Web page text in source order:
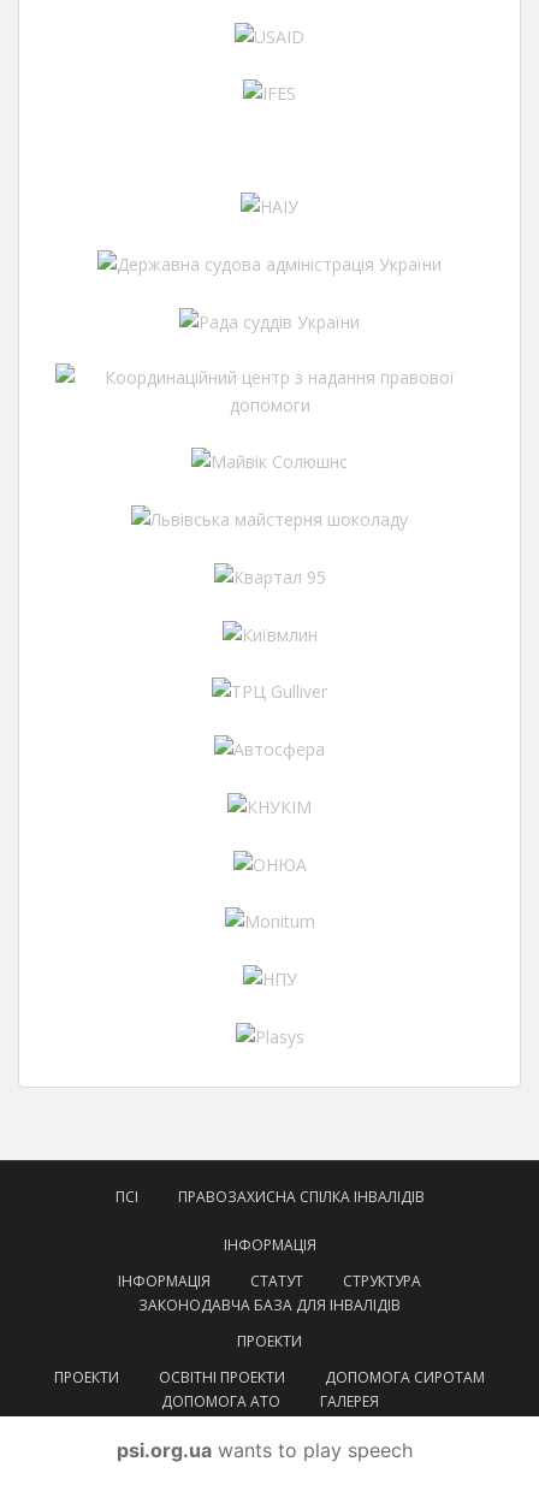
ПСІ ПРАВОЗАХИСНА СПІЛКА ІНВАЛІДІВ
ІНФОРМАЦІЯ
ІНФОРМАЦІЯ
СТАТУТ
СТРУКТУРА
ЗАКОНОДАВЧА БАЗА ДЛЯ ІНВАЛІДІВ
ПРОЕКТИ
ПРОЕКТИ
ОСВІТНІ ПРОЕКТИ
ДОПОМОГА СИРОТАМ
ДОПОМОГА АТО
ГАЛЕРЕЯ
psi.org.ua wants to play speech